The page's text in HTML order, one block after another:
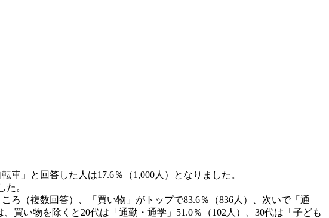
」と回答した人は17.6％（1,000人）となりました。
た。
ろ（複数回答）、「買い物」がトップで83.6％（836人）、次いで「通
買い物を除くと20代は「通勤・通学」51.0％（102人）、30代は「子ども